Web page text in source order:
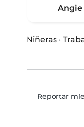
Angie
Niñeras ·
Reportar